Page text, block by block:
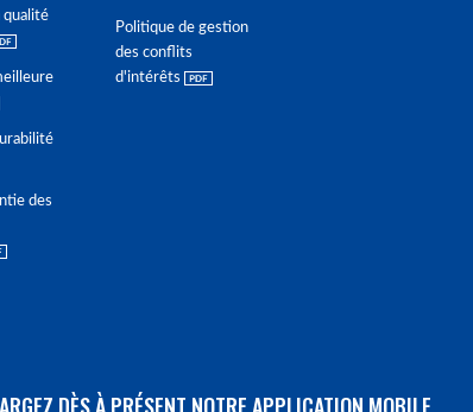
qualité
des
Politique de gestion
des conflits
d'intérêts